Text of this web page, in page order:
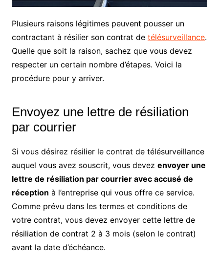
Plusieurs raisons légitimes peuvent pousser un
contractant à résilier son contrat de télésurveillance.
Quelle que soit la raison, sachez que vous devez
respecter un certain nombre d’étapes. Voici la
procédure pour y arriver.
Envoyez une lettre de résiliation
par courrier
Si vous désirez résilier le contrat de télésurveillance
auquel vous avez souscrit, vous devez envoyer une
lettre de résiliation par courrier avec accusé de
réception à l’entreprise qui vous offre ce service.
Comme prévu dans les termes et conditions de
votre contrat, vous devez envoyer cette lettre de
résiliation de contrat 2 à 3 mois (selon le contrat)
avant la date d’échéance.